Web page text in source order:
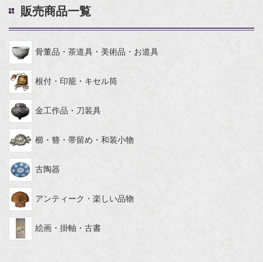
販売商品一覧
骨董品・茶道具・美術品・お道具
根付・印籠・キセル筒
金工作品・刀装具
櫛・簪・帯留め・和装小物
古陶器
アンティーク・楽しい品物
絵画・掛軸・古書